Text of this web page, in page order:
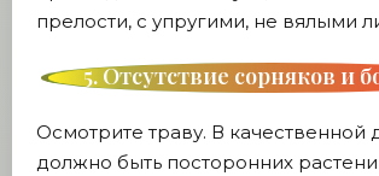
прелости, с упругими, не вялыми
5. Отсутствие сорняков и
Осмотрите траву. В качественной
должно быть посторонних